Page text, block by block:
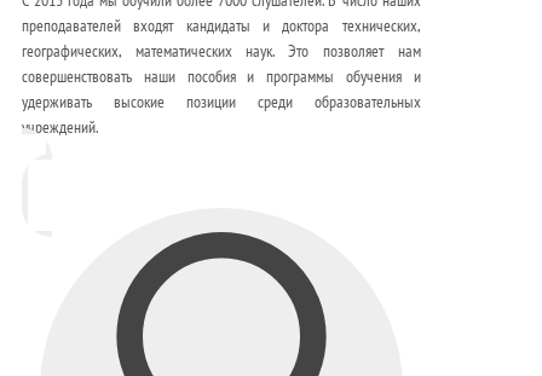
преподавателей входят кандидаты и доктора технических,
географических, математических наук. Это позволяет нам
совершенствовать наши пособия и программы обучения и
удерживать высокие позиции среди образовательных
учреждений.